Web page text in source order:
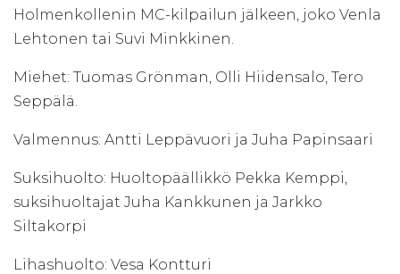
Holmenkollenin MC-kilpailun jälkeen, joko Venla
Lehtonen tai Suvi Minkkinen.
Miehet: Tuomas Grönman, Olli Hiidensalo, Tero
Seppälä.
Valmennus: Antti Leppävuori ja Juha Papinsaari
Suksihuolto: Huoltopäällikkö Pekka Kemppi,
suksihuoltajat Juha Kankkunen ja Jarkko
Siltakorpi
Lihashuolto: Vesa Kontturi